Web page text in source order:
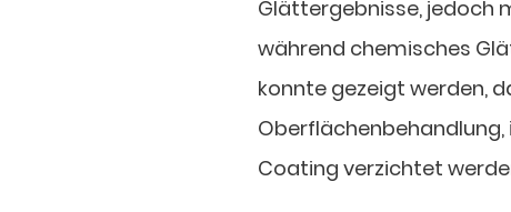
Glättergebnisse, jedoch
während chemisches
konnte gezeigt werden,
Coating verzichtet